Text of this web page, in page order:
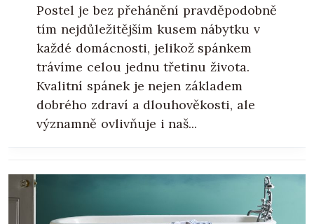
Postel je bez přehánění pravděpodobně
tím nejdůležitějším kusem nábytku v
každé domácnosti, jelikož spánkem
trávíme celou jednu třetinu života.
Kvalitní spánek je nejen základem
dobrého zdraví a dlouhověkosti, ale
významně ovlivňuje i naš...